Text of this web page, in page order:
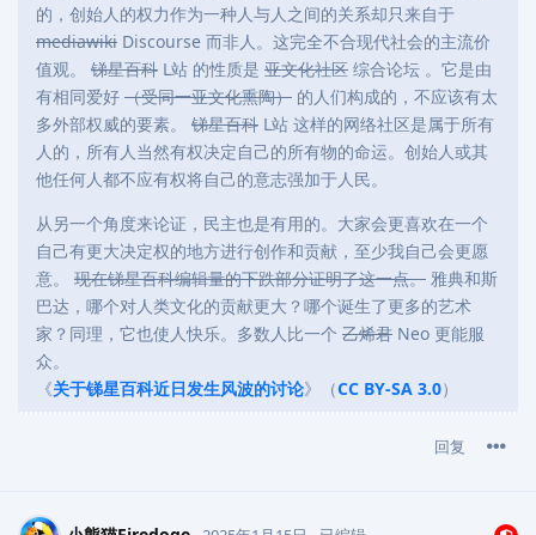
的，创始人的权力作为一种人与人之间的关系却只来自于
mediawiki Discourse 而非人。这完全不合现代社会的主流价
值观。 锑星百科 L站 的性质是 亚文化社区 综合论坛 。它是由
有相同爱好 （受同一亚文化熏陶） 的人们构成的，不应该有太
多外部权威的要素。 锑星百科 L站 这样的网络社区是属于所有
人的，所有人当然有权决定自己的所有物的命运。创始人或其
他任何人都不应有权将自己的意志强加于人民。
从另一个角度来论证，民主也是有用的。大家会更喜欢在一个
自己有更大决定权的地方进行创作和贡献，至少我自己会更愿
意。 现在锑星百科编辑量的下跌部分证明了这一点。 雅典和斯
巴达，哪个对人类文化的贡献更大？哪个诞生了更多的艺术
家？同理，它也使人快乐。多数人比一个 乙烯君 Neo 更能服
众。
《关于锑星百科近日发生风波的讨论》（CC BY-SA 3.0）
回复